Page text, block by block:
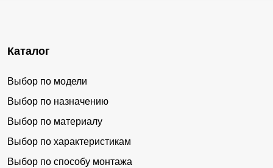
Каталог
Выбор по модели
Выбор по назначению
Выбор по материалу
Выбор по характеристикам
Выбор по способу монтажа